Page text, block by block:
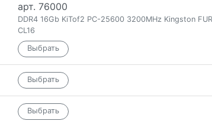
арт. 76000
DDR4 16Gb KiTof2 PC-25600 3200MHz Kingston
CL16